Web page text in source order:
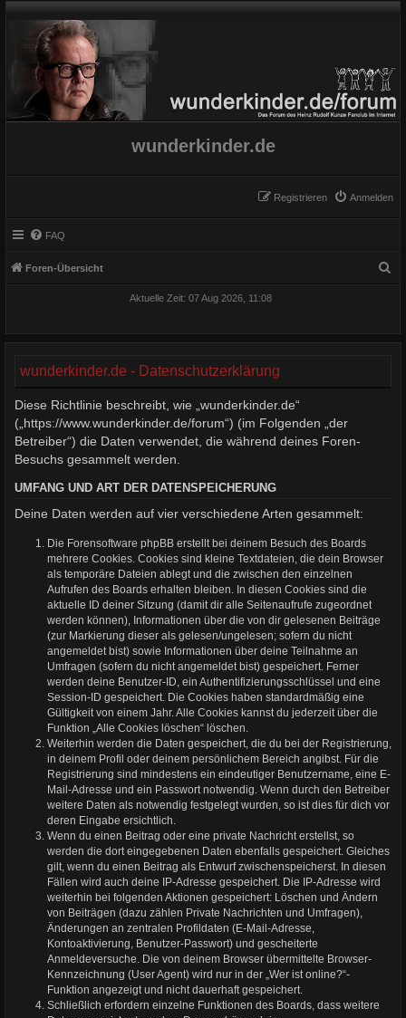
wunderkinder.de
Anmelden
Registrieren
FAQ
Foren-Übersicht
Aktuelle Zeit: 07 Aug 2026, 11:08
wunderkinder.de - Datenschutzerklärung
Diese Richtlinie beschreibt, wie „wunderkinder.de“
(„https://www.wunderkinder.de/forum“) (im Folgenden „der
Betreiber“) die Daten verwendet, die während deines Foren-
Besuchs gesammelt werden.
UMFANG UND ART DER DATENSPEICHERUNG
Deine Daten werden auf vier verschiedene Arten gesammelt:
Die Forensoftware phpBB erstellt bei deinem Besuch des Boards
mehrere Cookies. Cookies sind kleine Textdateien, die dein Browser
als temporäre Dateien ablegt und die zwischen den einzelnen
Aufrufen des Boards erhalten bleiben. In diesen Cookies sind die
aktuelle ID deiner Sitzung (damit dir alle Seitenaufrufe zugeordnet
werden können), Informationen über die von dir gelesenen Beiträge
(zur Markierung dieser als gelesen/ungelesen; sofern du nicht
angemeldet bist) sowie Informationen über deine Teilnahme an
Umfragen (sofern du nicht angemeldet bist) gespeichert. Ferner
werden deine Benutzer-ID, ein Authentifizierungsschlüssel und eine
Session-ID gespeichert. Die Cookies haben standardmäßig eine
Gültigkeit von einem Jahr. Alle Cookies kannst du jederzeit über die
Funktion „Alle Cookies löschen“ löschen.
Weiterhin werden die Daten gespeichert, die du bei der Registrierung,
in deinem Profil oder deinem persönlichem Bereich angibst. Für die
Registrierung sind mindestens ein eindeutiger Benutzername, eine E-
Mail-Adresse und ein Passwort notwendig. Wenn durch den Betreiber
weitere Daten als notwendig festgelegt wurden, so ist dies für dich vor
deren Eingabe ersichtlich.
Wenn du einen Beitrag oder eine private Nachricht erstellst, so
werden die dort eingegebenen Daten ebenfalls gespeichert. Gleiches
gilt, wenn du einen Beitrag als Entwurf zwischenspeicherst. In diesen
Fällen wird auch deine IP-Adresse gespeichert. Die IP-Adresse wird
weiterhin bei folgenden Aktionen gespeichert: Löschen und Ändern
von Beiträgen (dazu zählen Private Nachrichten und Umfragen),
Änderungen an zentralen Profildaten (E-Mail-Adresse,
Kontoaktivierung, Benutzer-Passwort) und gescheiterte
Anmeldeversuche. Die von deinem Browser übermittelte Browser-
Kennzeichnung (User Agent) wird nur in der „Wer ist online?“-
Funktion angezeigt und nicht dauerhaft gespeichert.
Schließlich erfordern einzelne Funktionen des Boards, dass weitere